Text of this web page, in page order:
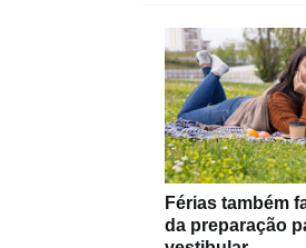
Férias também
da preparação